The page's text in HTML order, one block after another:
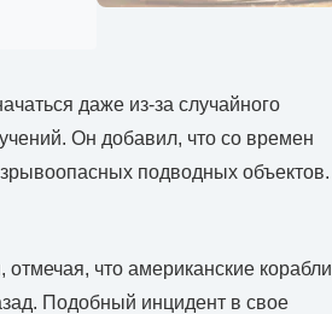
даже из-за случайного
Он добавил, что со времен
подводных объектов.
что американские корабли
Подобный инцидент в свое